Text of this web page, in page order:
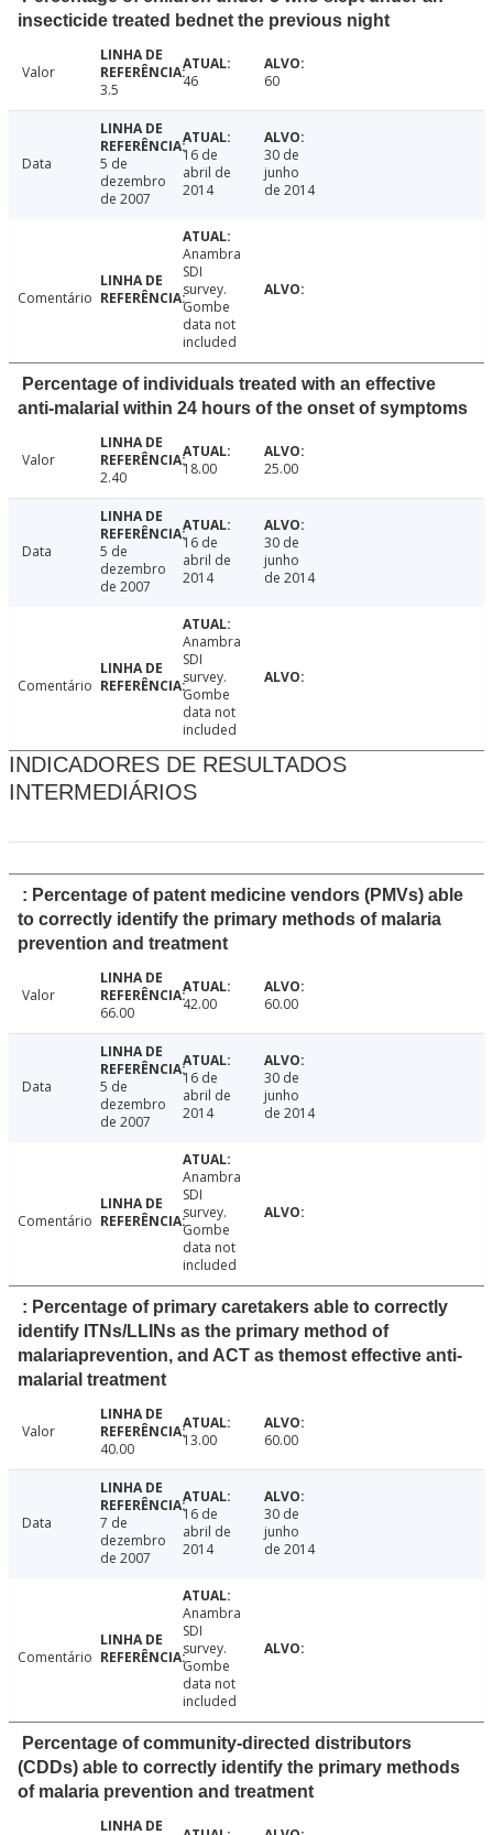
insecticide treated bednet the previous night
Valor
3.5
46 60
Data
5 de
dezembro
de 2007
16 de
abril de
2014
30 de
junho
de 2014
Comentário
Anambra
SDI
survey.
Gombe
data not
included
Percentage of individuals treated with an effective
anti-malarial within 24 hours of the onset of symptoms
Valor
2.40
18.00 25.00
Data
5 de
dezembro
de 2007
16 de
abril de
2014
30 de
junho
de 2014
Comentário
Anambra
SDI
survey.
Gombe
data not
included
INDICADORES DE RESULTADOS
INTERMEDIÁRIOS
: Percentage of patent medicine vendors (PMVs) able
to correctly identify the primary methods of malaria
prevention and treatment
Valor
66.00
42.00 60.00
Data
5 de
dezembro
de 2007
16 de
abril de
2014
30 de
junho
de 2014
Comentário
Anambra
SDI
survey.
Gombe
data not
included
: Percentage of primary caretakers able to correctly
identify ITNs/LLINs as the primary method of
malariaprevention, and ACT as themost effective anti-
malarial treatment
Valor
40.00
13.00 60.00
Data
7 de
dezembro
de 2007
16 de
abril de
2014
30 de
junho
de 2014
Comentário
Anambra
SDI
survey.
Gombe
data not
included
Percentage of community-directed distributors
(CDDs) able to correctly identify the primary methods
of malaria prevention and treatment